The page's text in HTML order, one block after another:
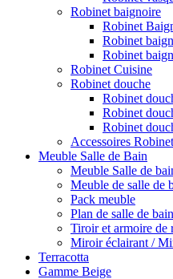
Robinet baignoire
Robinet
Robinet
Robinet
Robinet Cuisine
Robinet douche
Robinet
Robinet
Robinet
Accessoires Robinet
Meuble Salle de Bain
Meuble Salle de
Meuble de salle de
Pack meuble
Plan de salle de
Tiroir et armoire de
Miroir éclairant /
Terracotta
Gamme Beige